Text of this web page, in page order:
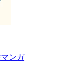
ンガ